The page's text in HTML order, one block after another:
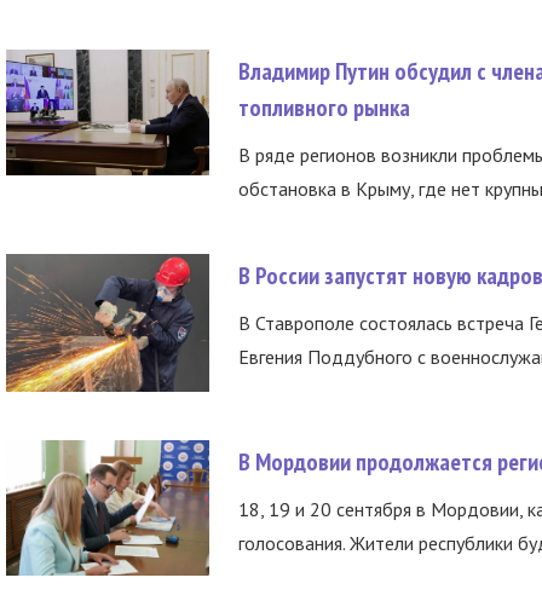
Владимир Путин обсудил с
топливного рынка
В ряде регионов возникли
обстановка в Крыму, где нет
В России запустят новую
В Ставрополе состоялась встреча
Евгения Поддубного с
В Мордовии продолжается
18, 19 и 20 сентября в Мордовии,
голосования. Жители республики